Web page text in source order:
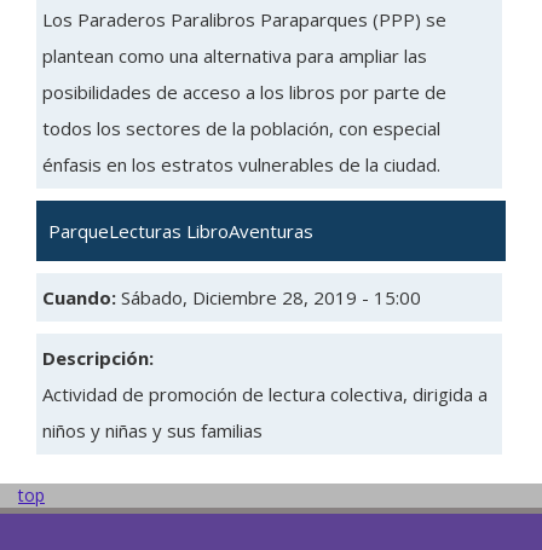
Los Paraderos Paralibros Paraparques (PPP) se
plantean como una alternativa para ampliar las
posibilidades de acceso a los libros por parte de
todos los sectores de la población, con especial
énfasis en los estratos vulnerables de la ciudad.
ParqueLecturas LibroAventuras
Cuando: Sábado, Diciembre 28, 2019 - 15:00
Descripción:
Actividad de promoción de lectura colectiva, dirigida a
niños y niñas y sus familias
top